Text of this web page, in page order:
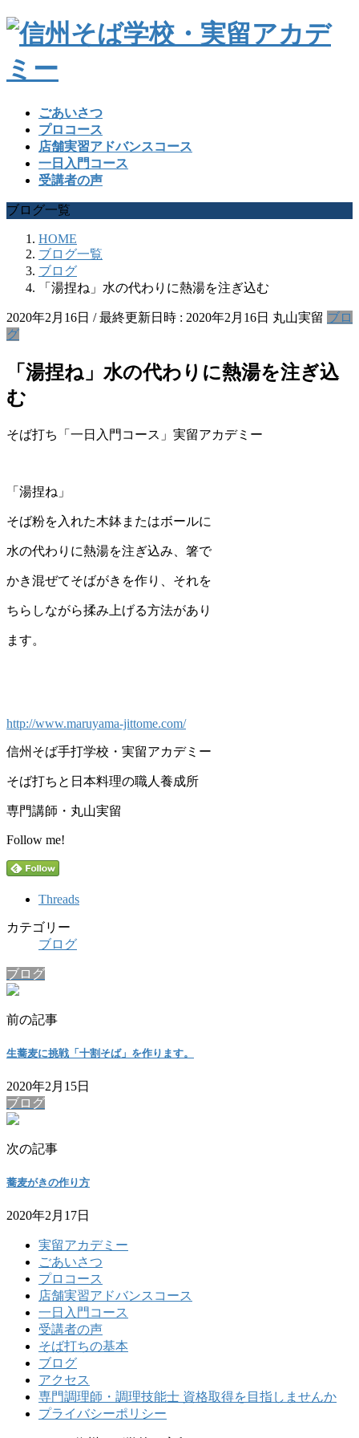
ごあいさつ
プロコース
店舗実習アドバンスコース
一日入門コース
受講者の声
ブログ一覧
HOME
ブログ一覧
ブログ
「湯捏ね」水の代わりに熱湯を注ぎ込む
2020年2月16日 / 最終更新日時 : 2020年2月16日 丸山実留 ブロ
グ
「湯捏ね」水の代わりに熱湯を注ぎ込
む
そば打ち「一日入門コース」実留アカデミー
「湯捏ね」
そば粉を入れた木鉢またはボールに
水の代わりに熱湯を注ぎ込み、箸で
かき混ぜてそばがきを作り、それを
ちらしながら揉み上げる方法があり
ます。
http://www.maruyama-jittome.com/
信州そば手打学校・実留アカデミー
そば打ちと日本料理の職人養成所
専門講師・丸山実留
Follow me!
Threads
カテゴリー
ブログ
ブログ
前の記事
生蕎麦に挑戦「十割そば」を作ります。
2020年2月15日
ブログ
次の記事
蕎麦がきの作り方
2020年2月17日
実留アカデミー
ごあいさつ
プロコース
店舗実習アドバンスコース
一日入門コース
受講者の声
そば打ちの基本
ブログ
アクセス
専門調理師・調理技能士 資格取得を目指しませんか
プライバシーポリシー